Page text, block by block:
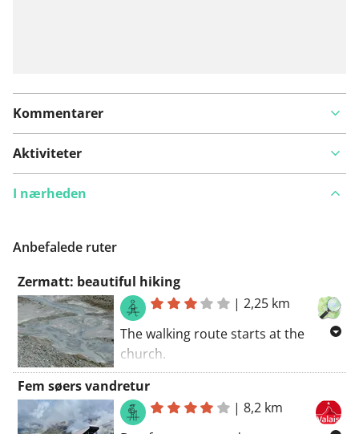
Kommentarer
Aktiviteter
I nærheden
Anbefalede ruter
Zermatt: beautiful hiking
|2,25 km
The walking route starts at the
church.
Fall in love with the region (Zermatt).
Enjoy the route. If weather is good,
you'll be walking through dust
Fem søers vandretur
|8,2 km